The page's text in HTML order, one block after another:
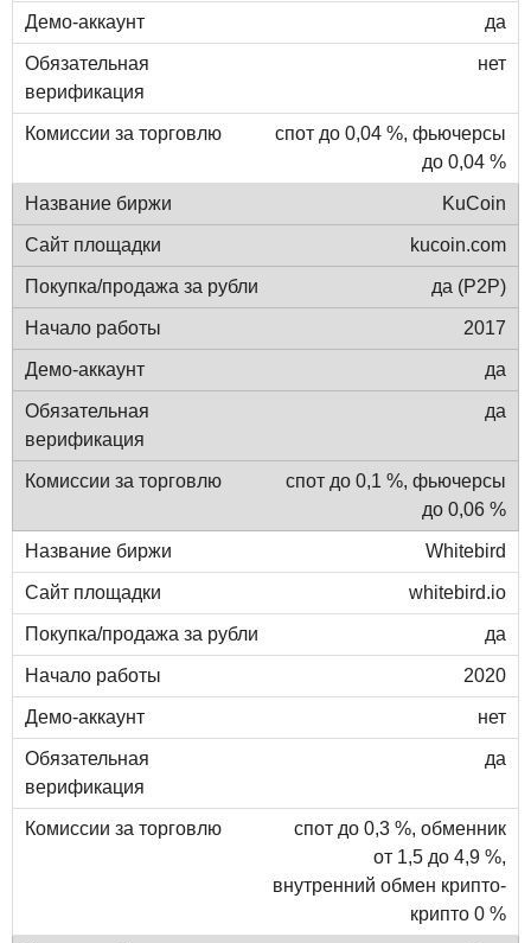
да
нет
спот до 0,04 %, фьючерсы
до 0,04 %
KuCoin
kucoin.com
да (P2P)
2017
да
да
спот до 0,1 %, фьючерсы
до 0,06 %
Whitebird
whitebird.io
да
2020
нет
да
спот до 0,3 %, обменник
от 1,5 до 4,9 %,
внутренний обмен крипто-
крипто 0 %